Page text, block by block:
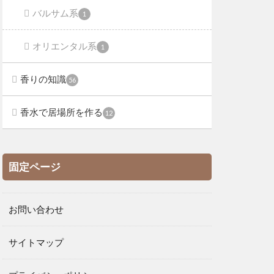
バルサム系 1
オリエンタル系 1
香りの知識 56
香水で居場所を作る 12
固定ページ
お問い合わせ
サイトマップ